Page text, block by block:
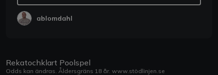
ablomdahl
Rekatochklart Poolspel
Odds kan ändras. Åldersgräns 18 år. www.stödlinjen.se